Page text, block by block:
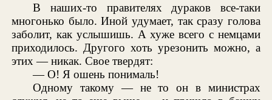
В наших-то правителях дураков все-таки
многонько было. Иной удумает, так сразу голова
заболит, как услышишь. А хуже всего с немцами
приходилось. Другого хоть урезонить можно, а
этих — никак. Свое твердят:
— О! Я ошень понималь!
Одному такому — не то он в министрах